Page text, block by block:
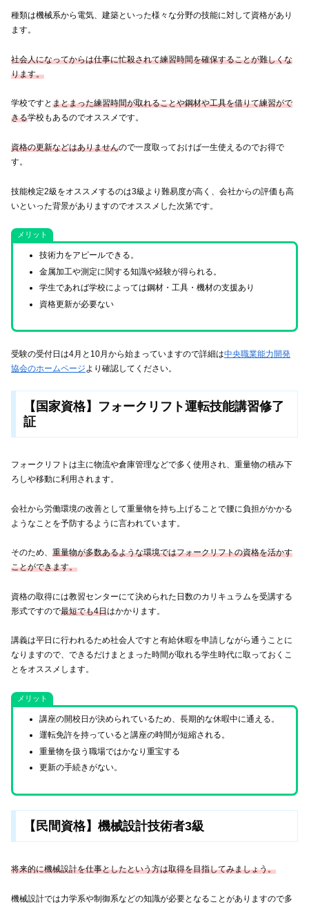
種類は機械系から電気、建築といった様々な分野の技能に対して資格があり
ます。
社会人になってからは仕事に忙殺されて練習時間を確保することが難しくな
ります。
学校ですとまとまった練習時間が取れることや鋼材や工具を借りて練習がで
きる学校もあるのでオススメです。
資格の更新などはありませんので一度取っておけば一生使えるのでお得で
す。
技能検定2級をオススメするのは3級より難易度が高く、会社からの評価も高
いといった背景がありますのでオススメした次第です。
メリット
技術力をアピールできる。
金属加工や測定に関する知識や経験が得られる。
学生であれば学校によっては鋼材・工具・機材の支援あり
資格更新が必要ない
受験の受付日は4月と10月から始まっていますので詳細は中央職業能力開発
協会のホームページ より確認してください。
【国家資格】フォークリフト運転技能講習修了
証
フォークリフトは主に物流や倉庫管理などで多く使用され、重量物の積み下
ろしや移動に利用されます。
会社から労働環境の改善として重量物を持ち上げることで腰に負担がかかる
ようなことを予防するように言われています。
そのため、 重量物が多数あるような環境ではフォークリフトの資格を活かす
ことができます。
資格の取得には教習センターにて決められた日数のカリキュラムを受講する
形式ですので最短でも4日はかかります。
講義は平日に行われるため社会人ですと有給休暇を申請しながら通うことに
なりますので、できるだけまとまった時間が取れる学生時代に取っておくこ
とをオススメします。
メリット
講座の開校日が決められているため、長期的な休暇中に通える。
運転免許を持っていると講座の時間が短縮される。
重量物を扱う職場ではかなり重宝する
更新の手続きがない。
【民間資格】機械設計技術者3級
将来的に機械設計を仕事としたという方は取得を目指してみましょう。
機械設計では力学系や制御系などの知識が必要となることがありますので多